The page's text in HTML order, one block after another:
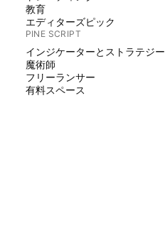
教育
エディターズピック
PINE SCRIPT
インジケーターとストラテジー
魔術師
フリーランサー
有料スペース